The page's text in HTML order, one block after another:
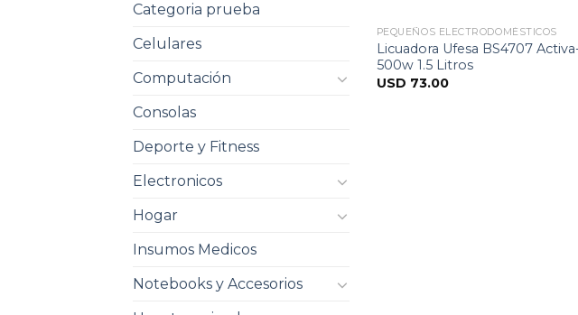
Categoria prueba
Celulares
Computación
Consolas
Deporte y Fitness
Electronicos
Hogar
Insumos Medicos
Notebooks y Accesorios
PEQUEÑOS ELECTRODOMÉSTICOS
Licuadora Ufesa BS4707
500w 1.5 Litros
USD 73.00